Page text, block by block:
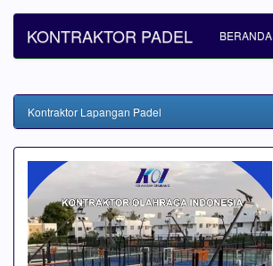
KONTRAKTOR PADEL BERANDA
Kontraktor Lapangan Padel